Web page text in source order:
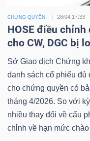
CHỨNG QUYỀN 28/04 17:33
HOSE điều
cho CW, DGC bị
Sở Giao dịch Chứng
danh sách cổ phiếu
cho chứng quyền có
tháng 4/2026. So với
nhiều thay đổi về cấu
chỉnh về hạn mức
Truyền
thông
tài
chính